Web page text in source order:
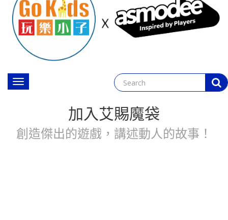
Toggle
navigation
加入艾賜魔袋
創造傑出的遊戲，講述動人的故事！